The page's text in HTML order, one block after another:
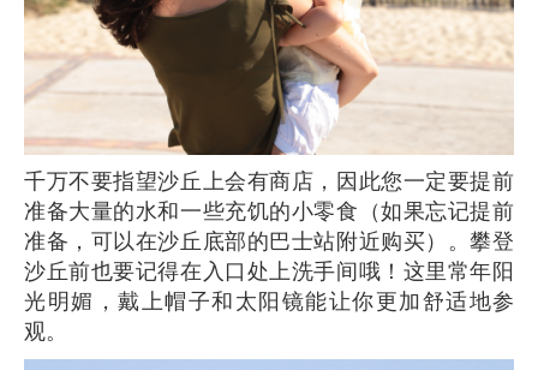
千万不要指望沙丘上会有商店，因此您一定要提前
准备大量的水和一些充饥的小零食（如果忘记提前
准备，可以在沙丘底部的巴士站附近购买）。攀登
沙丘前也要记得在入口处上洗手间哦！这里常年阳
光明媚，戴上帽子和太阳镜能让你更加舒适地参
观。